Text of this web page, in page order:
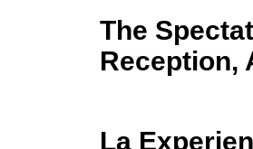
The
Reception,
La